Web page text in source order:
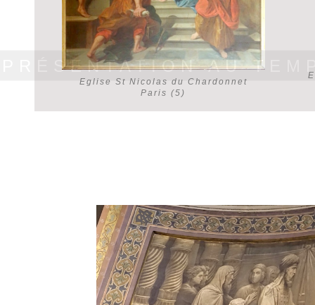
AU
Eglise St Nicolas du Chardonnet
Paris (5)